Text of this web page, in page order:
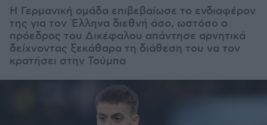
Η Γερμανική ομάδα επιβεβαίωσε το ενδιαφέρον
της για τον Έλληνα διεθνή άσο, ωστόσο ο
πρόεδρος του Δικέφαλου απάντησε αρνητικά
δείχνοντας ξεκάθαρα τη διάθεση του να τον
κρατήσει στην Τούμπα